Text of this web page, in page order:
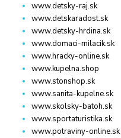
www.detsky-raj.sk
www.detskaradost.sk
www.detsky-hrdina.sk
www.domaci-milacik.sk
www.hracky-online.sk
www.kupelna.shop
www.stonshop.sk
www.sanita-kupelne.sk
www.skolsky-batoh.sk
www.sportaturistika.sk
www.potraviny-online.sk